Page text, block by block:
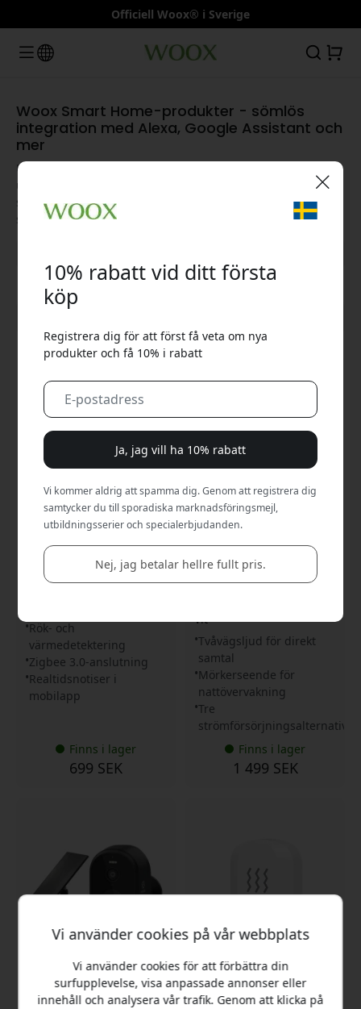
Officiell Woox® i Sverige
Woox Smart Home-produkter - sömlös
integration med Alexa, Google Assistant och
mer
Upptäck Woox senaste sortiment av smarta hem-enheter,
utformade för intuitiv kontroll och sömlös integration. Från
säkerhetskameror till smarta pluggar - gör vardagen
smartare och mer effektiv med Woox.
R7305
WOOX Zigbee 3.0 smart
rökdetektor och larm med
appaviseringar och 85 dB
Rök- och
värmedetektering
Zigbee 3.0-anslutning
Realtidsnotiser i
mobilapp
Finns i lager
699 SEK
videodörrklocka med
klocka, tvåvägsljud,
Vit
Tvåvägsljud för direkt
samtal
Mörkerseende för
nattövervakning
Tre
strömförsörjningsalternativ
Finns i lager
1 499 SEK
R4253
WOOX Smart trådlöst
WOOX smart
Vi använder cookies på vår webbplats
Vi använder cookies för att förbättra din
surfupplevelse, visa anpassade annonser eller
innehåll och analysera vår trafik. Genom att klicka på
10% rabatt vid ditt första
köp
Registrera dig för att först få veta om nya
produkter och få 10% i rabatt
Ja, jag vill ha 10% rabatt
Vi kommer aldrig att spamma dig. Genom att registrera dig
samtycker du till sporadiska marknadsföringsmejl,
utbildningsserier och specialerbjudanden.
Nej, jag betalar hellre fullt pris.
🎉 Din rabattkod:
Använd denna kod i kassan för att få 10% rabatt.